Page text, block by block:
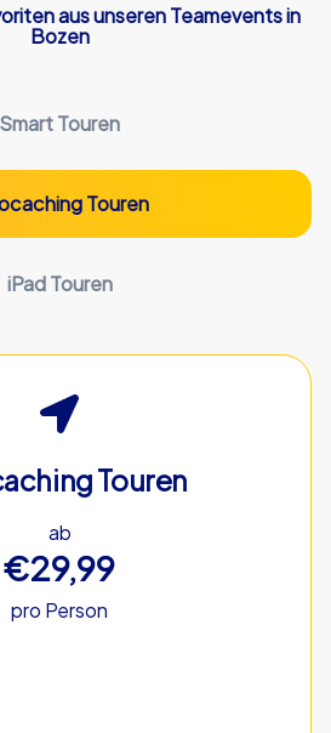
aus unseren Teamevents in
Bozen
Smart Touren
Touren
iPad Touren
Touren
ab
€29,99
pro Person